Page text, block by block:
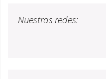
Nuestras redes: